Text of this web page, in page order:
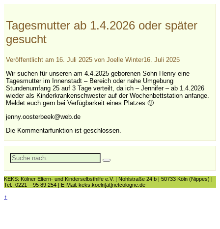
Tagesmutter ab 1.4.2026 oder später
gesucht
Veröffentlicht am 16. Juli 2025 vonJoelle Winter16. Juli 2025
Wir suchen für unseren am 4.4.2025 geborenen Sohn Henry eine
Tagesmutter im Innenstadt – Bereich oder nahe Umgebung
Stundenumfang 25 auf 3 Tage verteilt, da ich – Jennifer – ab 1.4.2026
wieder als Kinderkrankenschwester auf der Wochenbettstation anfange.
Meldet euch gern bei Verfügbarkeit eines Platzes 🙂
jenny.oosterbeek@web.de
Die Kommentarfunktion ist geschlossen.
Suche
nach:
KEKS: Kölner Eltern- und Kinderselbsthilfe e.V. | Nohlstraße 24 b | 50733 Köln (Nippes) |
Tel.: 0221 – 95 89 254 | E-Mail: keks.koeln[ät]netcologne.de
↑